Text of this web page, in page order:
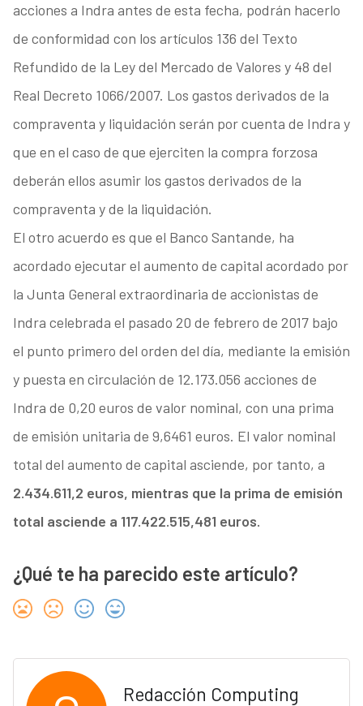
acciones a Indra antes de esta fecha, podrán hacerlo
de conformidad con los artículos 136 del Texto
Refundido de la Ley del Mercado de Valores y 48 del
Real Decreto 1066/2007. Los gastos derivados de la
compraventa y liquidación serán por cuenta de Indra y
que en el caso de que ejerciten la compra forzosa
deberán ellos asumir los gastos derivados de la
compraventa y de la liquidación.
El otro acuerdo es que el Banco Santande, ha
acordado ejecutar el aumento de capital acordado por
la Junta General extraordinaria de accionistas de
Indra celebrada el pasado 20 de febrero de 2017 bajo
el punto primero del orden del día, mediante la emisión
y puesta en circulación de 12.173.056 acciones de
Indra de 0,20 euros de valor nominal, con una prima
de emisión unitaria de 9,6461 euros. El valor nominal
total del aumento de capital asciende, por tanto, a
2.434.611,2 euros, mientras que la prima de emisión
total asciende a 117.422.515,481 euros.
¿Qué te ha parecido este artículo?
Redacción Computing